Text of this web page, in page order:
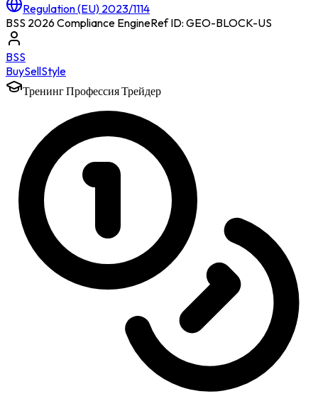
Regulation (EU) 2023/1114
BSS 2026 Compliance EngineRef ID: GEO-BLOCK-US
BSS
BuySellStyle
Тренинг Профессия Трейдер